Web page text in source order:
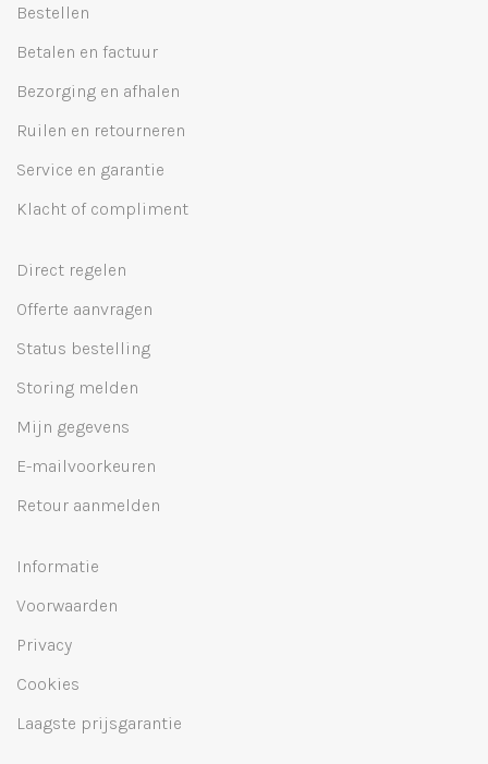
Bestellen
Betalen en factuur
Bezorging en afhalen
Ruilen en retourneren
Service en garantie
Klacht of compliment
Direct regelen
Offerte aanvragen
Status bestelling
Storing melden
Mijn gegevens
E-mailvoorkeuren
Retour aanmelden
Informatie
Voorwaarden
Privacy
Cookies
Laagste prijsgarantie